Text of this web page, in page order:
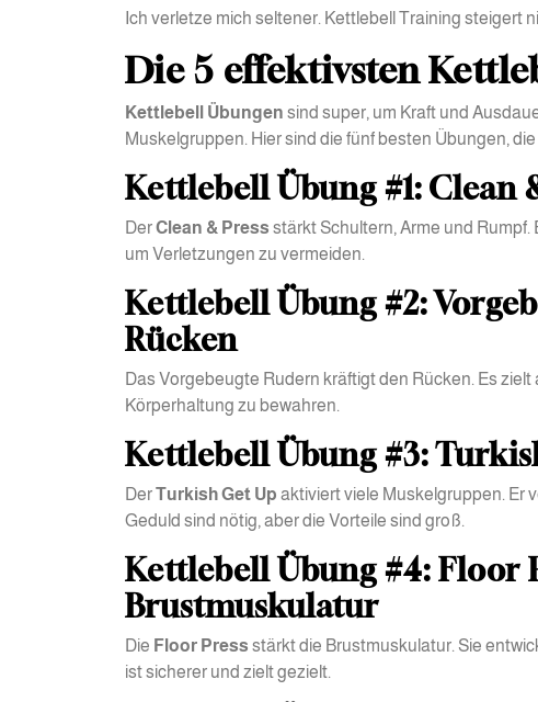
Ich verletze mich seltener. Kettlebell Training steigert
Die 5 effektivsten
Kettlebell Übungen sind super, um Kraft und
Muskelgruppen. Hier sind die fünf besten Übungen,
Kettlebell Übung #1: Clean
DerClean & Press stärkt Schultern, Arme und
um Verletzungen zu vermeiden.
Kettlebell Übung #2:
Rücken
Das Vorgebeugte Rudern kräftigt den Rücken. Es
Körperhaltung zu bewahren.
Kettlebell Übung #3:
DerTurkish Get Up aktiviert viele Muskelgruppen. Er
Geduld sind nötig, aber die Vorteile sind groß.
Kettlebell Übung #4: Floor
Brustmuskulatur
Die Floor Press stärkt die Brustmuskulatur. Sie
ist sicherer und zielt gezielt.